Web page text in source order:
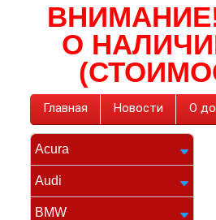
О
Главная Новости О
Acura
Audi
BMW